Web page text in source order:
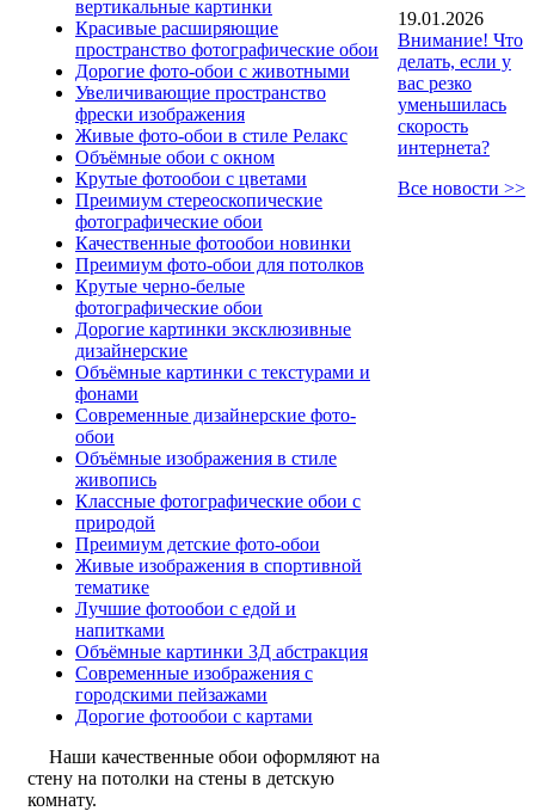
вертикальные картинки
Красивые расширяющие
пространство фотографические обои
Дорогие фото-обои с животными
Увеличивающие пространство
фрески изображения
Живые фото-обои в стиле Релакс
Объёмные обои с окном
Крутые фотообои с цветами
Преимиум стереоскопические
фотографические обои
Качественные фотообои новинки
Преимиум фото-обои для потолков
Крутые черно-белые
фотографические обои
Дорогие картинки эксклюзивные
дизайнерские
Объёмные картинки с текстурами и
фонами
Современные дизайнерские фото-
обои
Объёмные изображения в стиле
живопись
Классные фотографические обои с
природой
Преимиум детские фото-обои
Живые изображения в спортивной
тематике
Лучшие фотообои с едой и
напитками
Объёмные картинки 3Д абстракция
Современные изображения с
городскими пейзажами
Дорогие фотообои с картами
Наши качественные обои оформляют на
стену на потолки на стены в детскую
комнату.
19.01.2026
Внимание! Что
делать, если у
вас резко
уменьшилась
скорость
интернета?
Все новости >>